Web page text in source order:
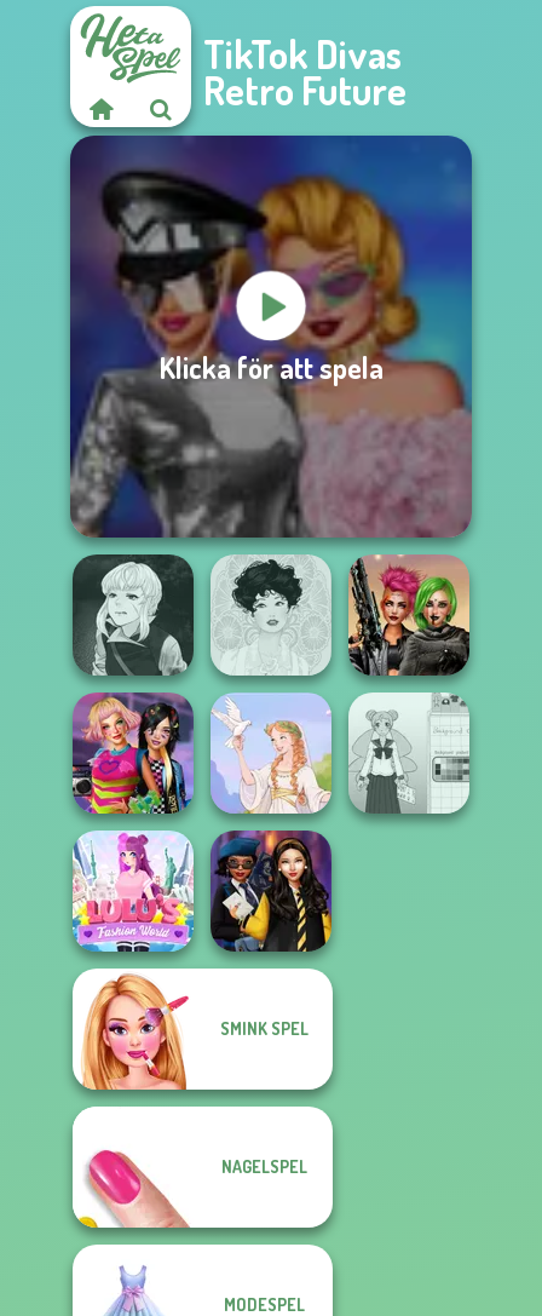
TikTok Divas
Retro Future
Klicka för att spela
Manga Creator
Vampire Hunter
P...
Belle Époque
Cyberpunk
Shieldmaidens
BFFs Weirdcore
Aesthetic
Greek Gods
Lulus Fashion
World
Hogwarts
SMINK SPEL
NAGELSPEL
MODESPEL